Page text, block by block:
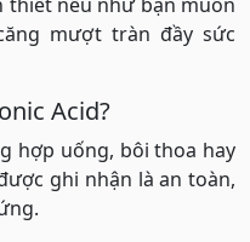
thiết nếu như bạn muốn
mượt tràn đầy sức
Acid?
hợp uống, bôi thoa hay
ghi nhận là an toàn,